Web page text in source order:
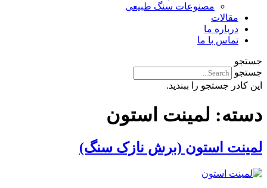
مصنوعات سنگ طبیعی
مقالات
درباره ما
تماس با ما
جستجو
جستجو
این کادر جستجو را ببندید.
دسته: لمینت استون
لمینت استون (برش نازک سنگ)